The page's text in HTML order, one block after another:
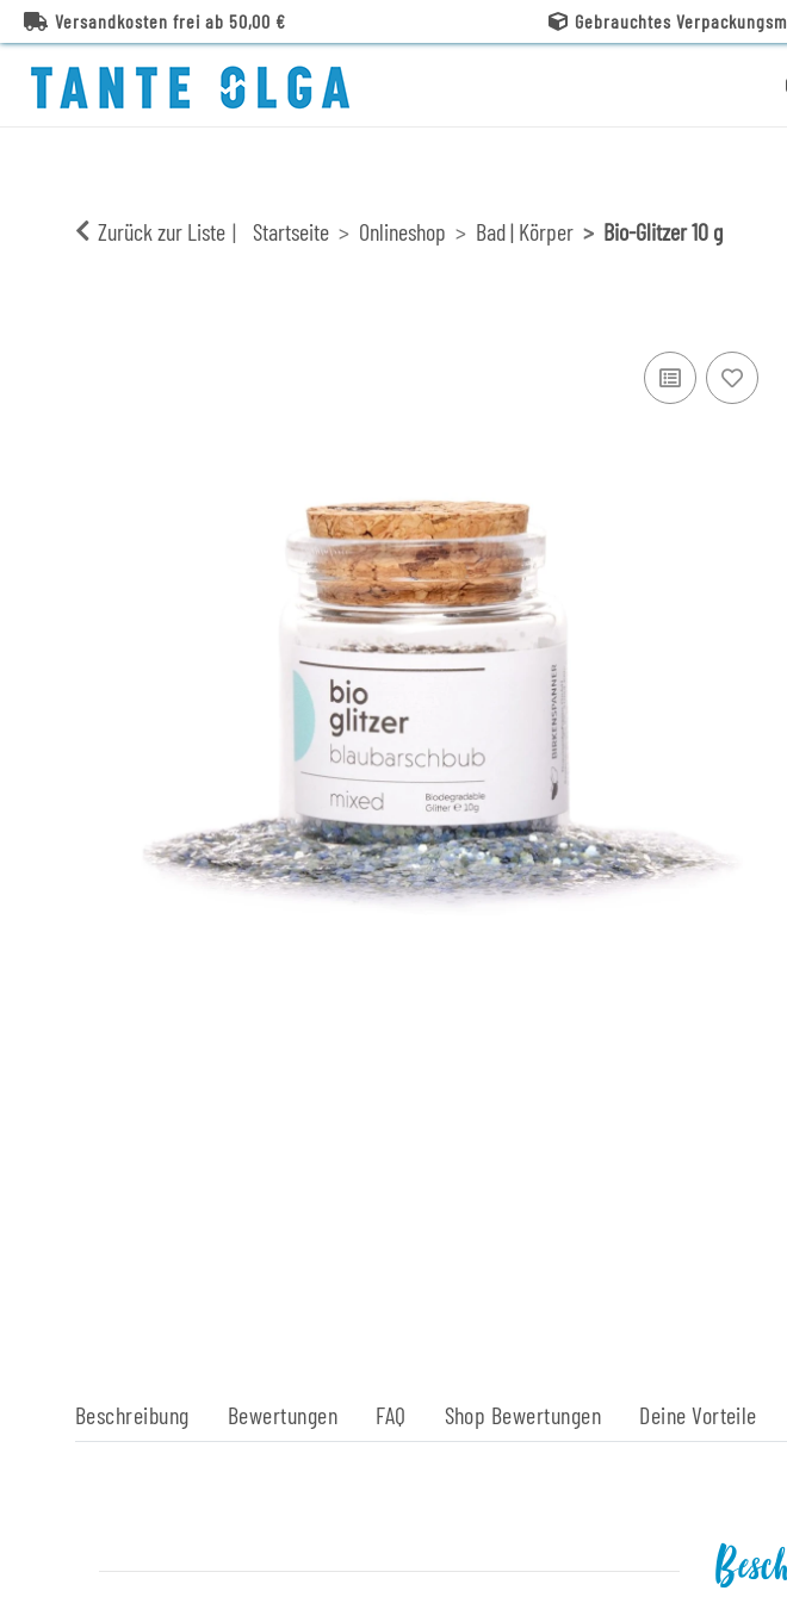
Versandkosten frei ab 50,00 € Gebrauchtes
Zurück zur Liste Startseite Onlineshop Bad | Körper Bio-Glitzer 10 g
Beschreibung Bewertungen FAQ Shop Bewertungen Deine Vorteile